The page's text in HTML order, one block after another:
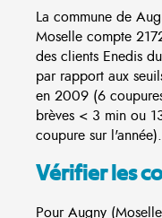
La commune de
Moselle compte
des clients Enedis
par rapport aux
en 2009 (6
brèves < 3 min ou
coupure sur l'année).
Vérifier les
Pour Augny